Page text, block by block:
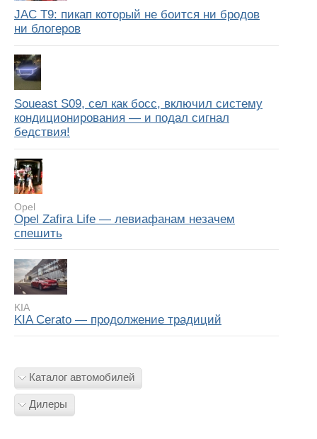
JAC T9: пикап который не боится ни бродов
ни блогеров
Soueast S09, сел как босс, включил систему
кондиционирования — и подал сигнал
бедствия!
Opel
Opel Zafira Life — левиафанам незачем
спешить
KIA
KIA Cerato — продолжение традиций
Каталог автомобилей
Дилеры